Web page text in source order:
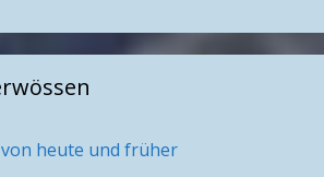
heute und früher